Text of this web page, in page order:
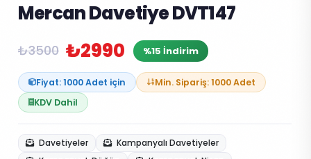
Mercan Davetiye DVT147
₺3500 ₺2990 %15 İndirim
Fiyat: 1000 Adet için
Min. Sipariş: 1000 Adet
KDV Dahil
Davetiyeler
Kampanyalı Davetiyeler